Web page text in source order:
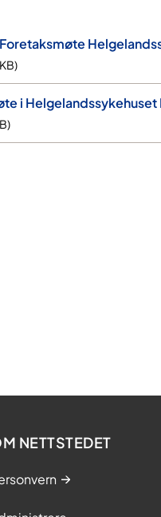
)
i
)
NETTSTEDET